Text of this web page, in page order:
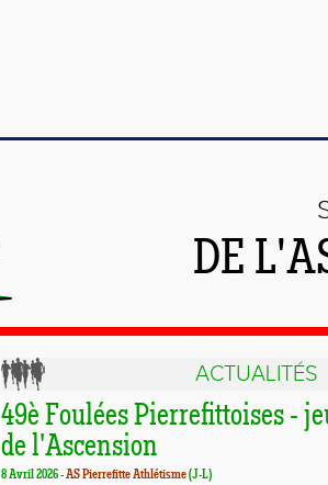
DE
ACTUALITÉS
49è Foulées Pierrefittoises -
de l'Ascension
8 Avril 2026 -AS Pierrefitte Athlétisme(J-L)